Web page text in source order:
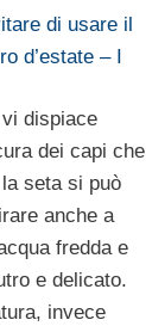
di usare il
d’estate – I
dispiace
dei capi che
seta si può
anche a
fredda e
e delicato.
invece